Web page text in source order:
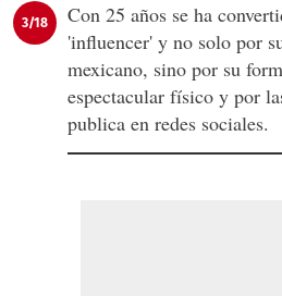
3/18
Con 25 años se ha
'influencer' y no solo por
mexicano, sino por su
espectacular físico y por
publica en redes sociales.